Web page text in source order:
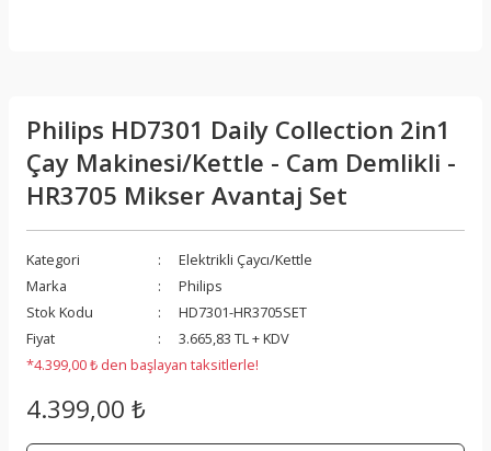
Philips HD7301 Daily Collection 2in1
Çay Makinesi/Kettle - Cam Demlikli -
HR3705 Mikser Avantaj Set
Kategori
Elektrikli Çaycı/Kettle
Marka
Philips
Stok Kodu
HD7301-HR3705SET
Fiyat
3.665,83 TL + KDV
*4.399,00 ₺ den başlayan taksitlerle!
4.399,00 ₺